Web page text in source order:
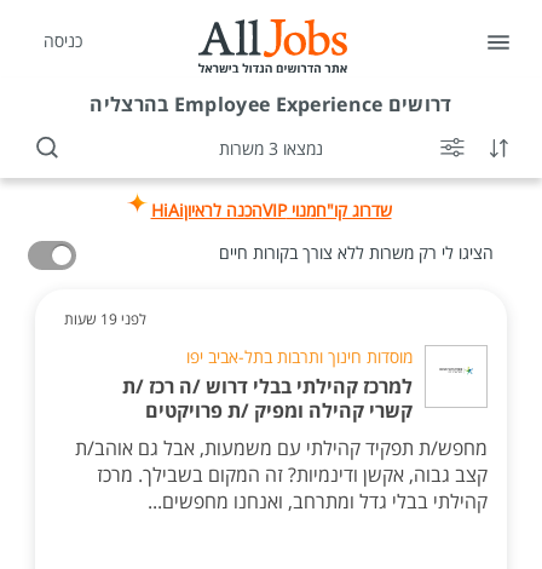
כניסה
דרושים Employee Experience בהרצליה
נמצאו 3 משרות
שדרוג קו"חמנוי VIP הכנה לראיוןHiAi
הציגו לי רק משרות ללא צורך בקורות חיים
לפני 19 שעות
מוסדות חינוך ותרבות בתל-אביב יפו
למרכז קהילתי בבלי דרוש /ה רכז /ת
קשרי קהילה ומפיק /ת פרויקטים
מחפש/ת תפקיד קהילתי עם משמעות, אבל גם אוהב/ת
קצב גבוה, אקשן ודינמיות? זה המקום בשבילך. מרכז
קהילתי בבלי גדל ומתרחב, ואנחנו מחפשים...